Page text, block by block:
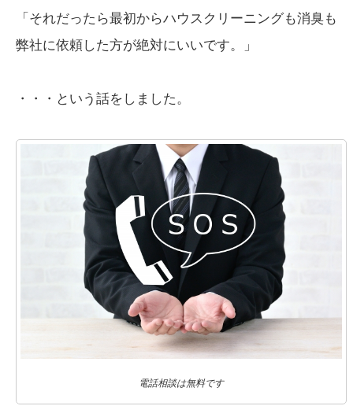
「それだったら最初からハウスクリーニングも消臭も
弊社に依頼した方が絶対にいいです。」
・・・という話をしました。
電話相談は無料です